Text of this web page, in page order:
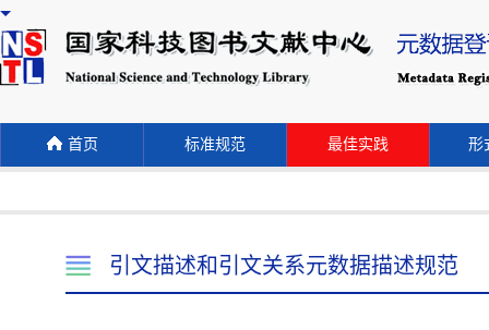
首页 标准规范 最佳实践 形
引文描述和引文关系元数据描述规范